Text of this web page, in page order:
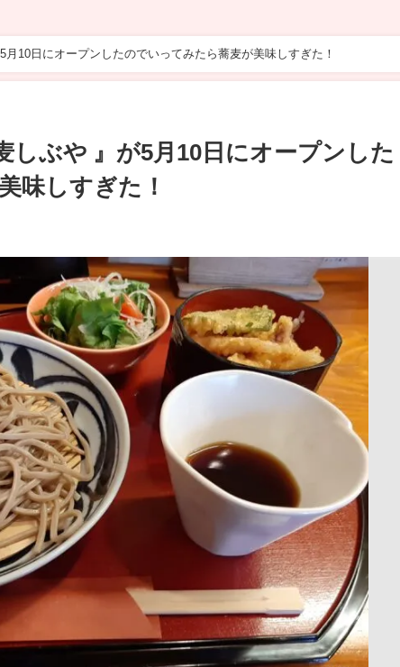
10日にオープンしたのでいってみたら蕎麦が美味しすぎた！
しぶや 』が5月10日にオープンした
味しすぎた！